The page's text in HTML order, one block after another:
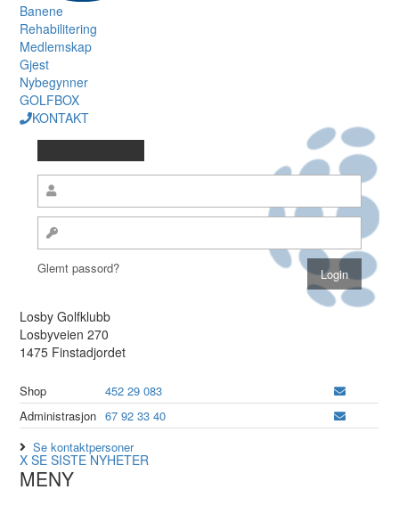
Banene
Rehabilitering
Medlemskap
Gjest
Nybegynner
GOLFBOX
KONTAKT
Glemt passord?
Losby Golfklubb
Losbyveien 270
1475 Finstadjordet
Shop
452 29 083
Administrasjon 67 92 33 40
Se kontaktpersoner
X SE SISTE NYHETER
MENY